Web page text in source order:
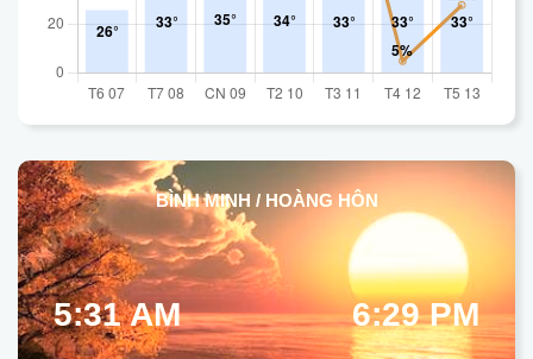
BÌNH MINH / HOÀNG HÔN
5:31 AM 6:29 PM